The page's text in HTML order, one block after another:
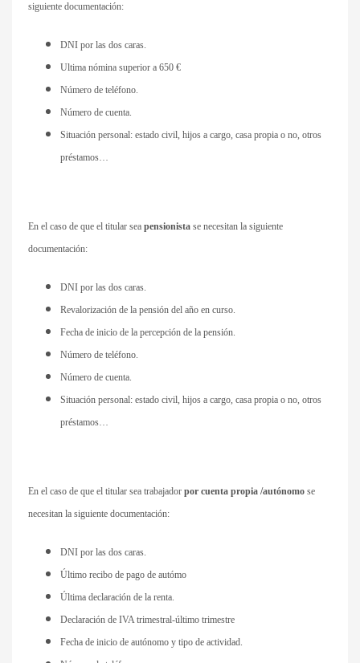
siguiente documentación:
DNI por las dos caras.
Ultima nómina superior a 650 €
Número de teléfono.
Número de cuenta.
Situación personal: estado civil, hijos a cargo, casa propia o no, otros
préstamos…
En el caso de que el titular sea pensionista se necesitan la siguiente
documentación:
DNI por las dos caras.
Revalorización de la pensión del año en curso.
Fecha de inicio de la percepción de la pensión.
Número de teléfono.
Número de cuenta.
Situación personal: estado civil, hijos a cargo, casa propia o no, otros
préstamos…
En el caso de que el titular sea trabajador por cuenta propia /autónomo se
necesitan la siguiente documentación:
DNI por las dos caras.
Último recibo de pago de autómo
Última declaración de la renta.
Declaración de IVA trimestral-último trimestre
Fecha de inicio de autónomo y tipo de actividad.